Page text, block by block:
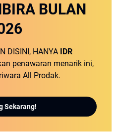
BULAN
DISINI, HANYA
IDR
penawaran menarik ini,
All Prodak.
Sekarang!